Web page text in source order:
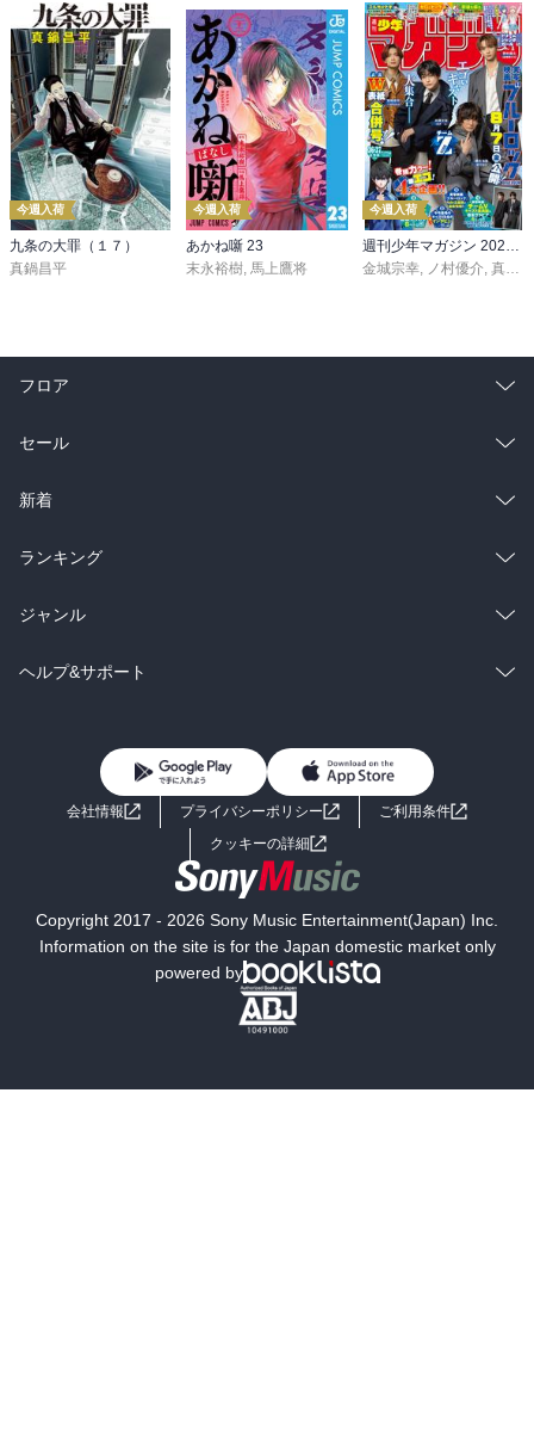
今週入荷
九条の大罪（１７）
真鍋昌平
今週入荷
あかね噺 23
末永裕樹 馬上鷹将
今週入荷
金城宗幸
ノ村優介 真島ヒロ
フロア
総合
ラノベ
雑誌・グラビア
BL・TL
セール
総合
ラノベ
雑誌・グラビア
BL・TL
新着
総合
ラノベ
雑誌・グラビア
ランキング
総合
ラノベ
ジャンル
コミック
ライトノベル 男子向けラノベ
小説
海外小説
ミステリー SF
文学
ヘルプ&サポート
よくあるご質問 お問い合わせ
会社情報 プライバシーポリシー
ご利用条件
クッキーの詳細
Copyright 2017 - 2026 Sony Music Entertainment(Japan) Inc.
Information on the site is for the Japan domestic market only
powered by